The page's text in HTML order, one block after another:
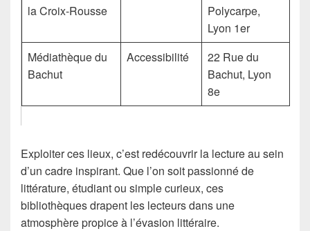
la Croix-Rousse
Polycarpe,
Lyon 1er
Médiathèque du
Bachut
Accessibilité
22 Rue du
Bachut, Lyon
8e
Exploiter ces lieux, c’est redécouvrir la lecture au sein
d’un cadre inspirant. Que l’on soit passionné de
littérature, étudiant ou simple curieux, ces
bibliothèques drapent les lecteurs dans une
atmosphère propice à l’évasion littéraire.